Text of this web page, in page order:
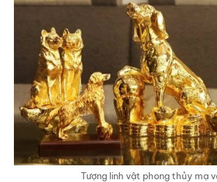
Tượng linh vật phong thủy mạ